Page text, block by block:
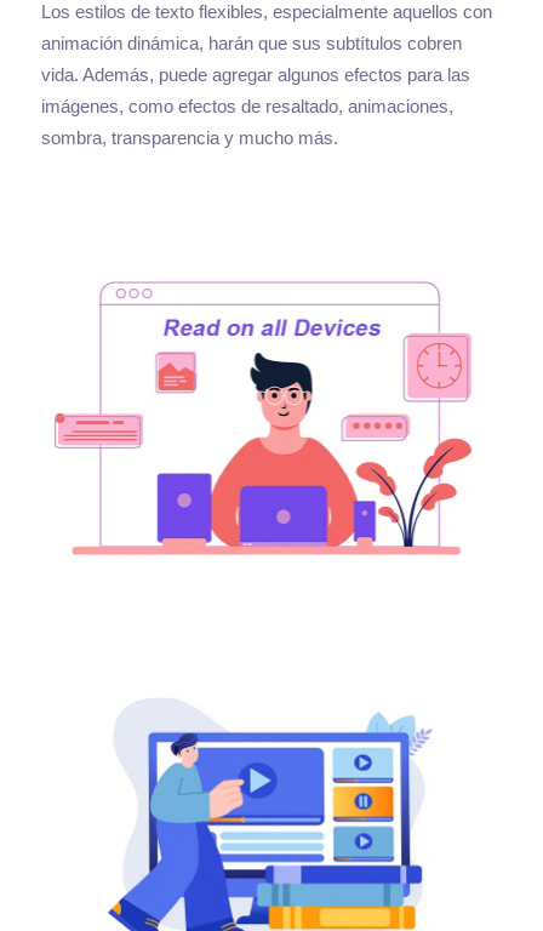
Los estilos de texto flexibles, especialmente aquellos con
animación dinámica, harán que sus subtítulos cobren
vida. Además, puede agregar algunos efectos para las
imágenes, como efectos de resaltado, animaciones,
sombra, transparencia y mucho más.